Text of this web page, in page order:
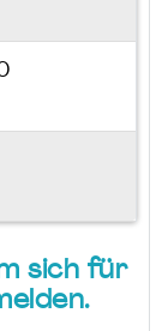
sich für